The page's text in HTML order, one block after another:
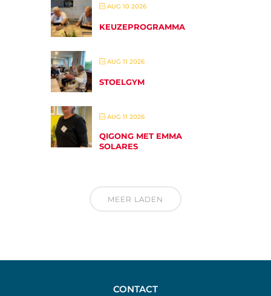
AUG 10 2026
KEUZEPROGRAMMA
AUG 11 2026
STOELGYM
AUG 11 2026
QIGONG MET EMMA
SOLARES
MEER LADEN
CONTACT